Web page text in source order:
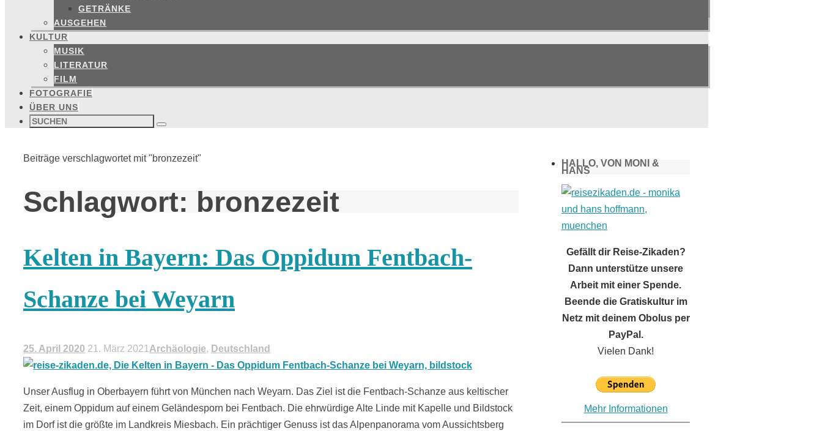
GETRÄNKE
AUSGEHEN
KULTUR
MUSIK
LITERATUR
FILM
FOTOGRAFIE
ÜBER UNS
Suchen
nach: Suchen
Start
Beiträge verschlagwortet mit "bronzezeit"
Schlagwort: bronzezeit
Kelten in Bayern: Das Oppidum Fentbach-
Schanze bei Weyarn
25. April 2020 21. März 2021Archäologie, Deutschland
Unser Ausflug in Oberbayern führt von München nach Weyarn. Das Ziel ist die Fentbach-Schanze aus keltischer
Zeit, einem Oppidum auf einem Geländesporn bei Fentbach. Die ehrwürdige Alte Linde mit Kapelle und Bildstock
im Dorf ist die größte im Landkreis Miesbach. Ein prächtiger Genuss ist das Alpenpanorama vom Aussichtsberg
HALLO, VON MONI &
HANS
Gefällt dir Reise-Zikaden?
Dann unterstütze unsere
Arbeit mit einer Spende.
Beende die Gratiskultur im
Netz mit deinem Obolus per
PayPal.
Vielen Dank!
Mehr Informationen